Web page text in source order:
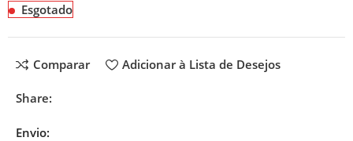
Esgotado
Comparar Adicionar à Lista de Desejos
Share:
Envio: